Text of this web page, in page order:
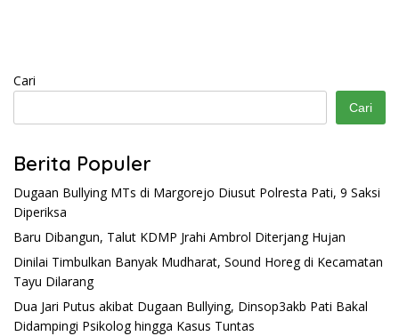
Cari
Cari
Berita Populer
Dugaan Bullying MTs di Margorejo Diusut Polresta Pati, 9 Saksi
Diperiksa
Baru Dibangun, Talut KDMP Jrahi Ambrol Diterjang Hujan
Dinilai Timbulkan Banyak Mudharat, Sound Horeg di Kecamatan
Tayu Dilarang
Dua Jari Putus akibat Dugaan Bullying, Dinsop3akb Pati Bakal
Didampingi Psikolog hingga Kasus Tuntas